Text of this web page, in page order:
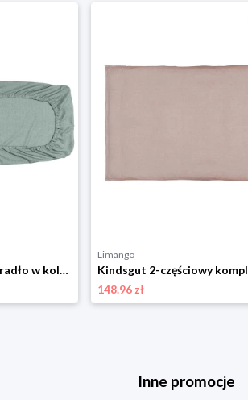
Kindsgut Prześcieradło w kolorze zielonym na gumce - 120 x 60 cm rozmiar: 60x120 cm
Limango
148.96 zł
Inne promocje